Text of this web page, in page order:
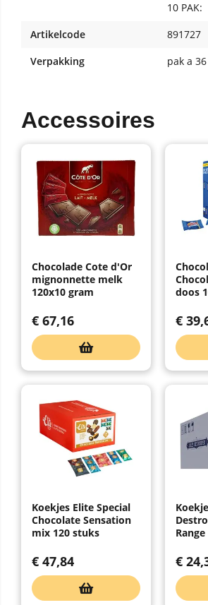
10 PAK:
Artikelcode
891727
Verpakking
pak a
Accessoires
Chocolade Cote d'Or
mignonnette melk
120x10 gram
€ 67,16
doos
€
Koekjes Elite Special
Chocolate Sensation
mix 120 stuks
€ 47,84 €